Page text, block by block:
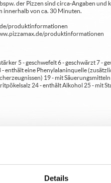
Details
der Pizzen sind circa-Angaben
innerhalb von ca. 30 Minuten.
produktinformationen
produktinformationen
5 - geschwefelt 6 - geschwärzt 7 -
eine Phenylalaninquelle
19 - mit
24 - enthält Alkohol 25 - mit
Getreide / Roggen A3 - enthält
Erzeugnisse D - enthält
(einschließlich Laktose) H -
/ Haselnüsse H3 - enthält
/ Pecannüsse H6 - enthält
Macadamianüsse I - enthält Sellerie
und daraus gewonnene Erzeugnisse